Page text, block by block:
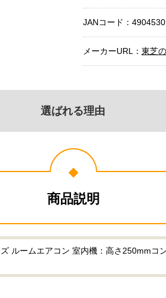
JANコード：
メーカーURL： 東芝
選ばれる理由
商品説明
ルームエアコン 室内機：高さ250mm